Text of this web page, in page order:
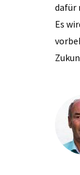
dafür
Es